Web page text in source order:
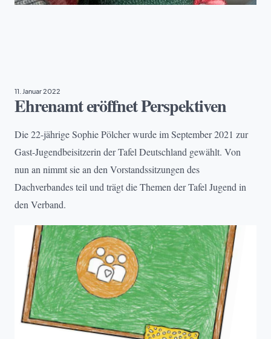
11. Januar 2022
Ehrenamt eröffnet Perspektiven
Die 22-jährige Sophie Pölcher wurde im September 2021 zur
Gast-Jugendbeisitzerin der Tafel Deutschland gewählt. Von
nun an nimmt sie an den Vorstandssitzungen des
Dachverbandes teil und trägt die Themen der Tafel Jugend in
den Verband.